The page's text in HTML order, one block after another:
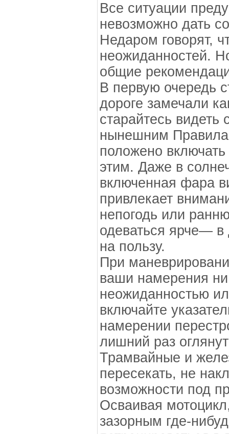
Все ситуации
невозможно дать
Недаром говорят,
неожиданностей.
общие
В первую очередь
дороге замечали
старайтесь видеть
нынешним
положено
этим. Даже в
включенная фара
привлекает
непогодь или
одеваться ярче— в
на пользу.
При
ваши намерения
неожиданностью
включайте
намерении
лишний раз
Трамвайные и
пересекать, не
возможности под
Осваивая
зазорным где-